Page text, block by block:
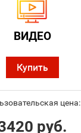
ВИДЕО
Купить
цена:
руб.